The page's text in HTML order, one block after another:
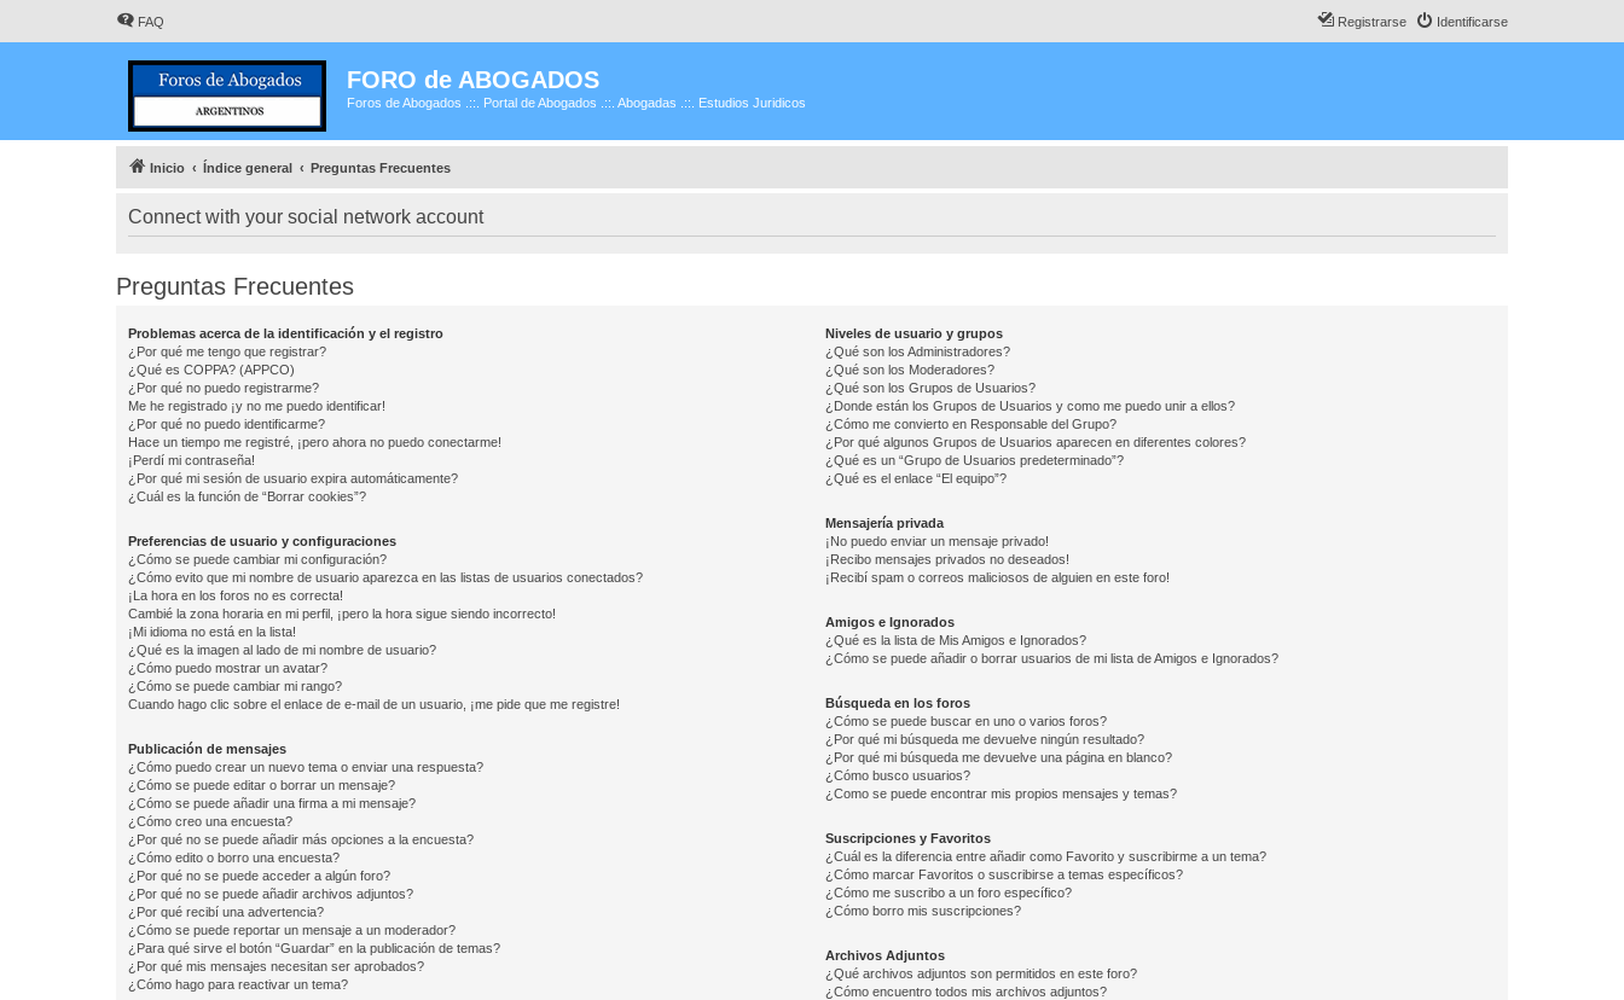
FAQ Identificarse
Registrarse
FORO de ABOGADOS
Foros de Abogados .::. Portal de Abogados .::. Abogadas .::. Estudios Juridicos
Inicio Índice general Preguntas Frecuentes
Connect with your social network account
Preguntas Frecuentes
Problemas acerca de la identificación y el registro
¿Por qué me tengo que registrar?
¿Qué es COPPA? (APPCO)
¿Por qué no puedo registrarme?
Me he registrado ¡y no me puedo identificar!
¿Por qué no puedo identificarme?
Hace un tiempo me registré, ¡pero ahora no puedo conectarme!
¡Perdí mi contraseña!
¿Por qué mi sesión de usuario expira automáticamente?
¿Cuál es la función de “Borrar cookies”?
Preferencias de usuario y configuraciones
¿Cómo se puede cambiar mi configuración?
¿Cómo evito que mi nombre de usuario aparezca en las listas de usuarios conectados?
¡La hora en los foros no es correcta!
Cambié la zona horaria en mi perfil, ¡pero la hora sigue siendo incorrecto!
¡Mi idioma no está en la lista!
¿Qué es la imagen al lado de mi nombre de usuario?
¿Cómo puedo mostrar un avatar?
¿Cómo se puede cambiar mi rango?
Cuando hago clic sobre el enlace de e-mail de un usuario, ¡me pide que me registre!
Publicación de mensajes
¿Cómo puedo crear un nuevo tema o enviar una respuesta?
¿Cómo se puede editar o borrar un mensaje?
¿Cómo se puede añadir una firma a mi mensaje?
¿Cómo creo una encuesta?
¿Por qué no se puede añadir más opciones a la encuesta?
¿Cómo edito o borro una encuesta?
¿Por qué no se puede acceder a algún foro?
¿Por qué no se puede añadir archivos adjuntos?
¿Por qué recibí una advertencia?
¿Cómo se puede reportar un mensaje a un moderador?
¿Para qué sirve el botón “Guardar” en la publicación de temas?
¿Por qué mis mensajes necesitan ser aprobados?
¿Cómo hago para reactivar un tema?
Niveles de usuario y grupos
¿Qué son los Administradores?
¿Qué son los Moderadores?
¿Qué son los Grupos de Usuarios?
¿Donde están los Grupos de Usuarios y como me puedo unir a ellos?
¿Cómo me convierto en Responsable del Grupo?
¿Por qué algunos Grupos de Usuarios aparecen en diferentes colores?
¿Qué es un “Grupo de Usuarios predeterminado”?
¿Qué es el enlace “El equipo”?
Mensajería privada
¡No puedo enviar un mensaje privado!
¡Recibo mensajes privados no deseados!
¡Recibí spam o correos maliciosos de alguien en este foro!
Amigos e Ignorados
¿Qué es la lista de Mis Amigos e Ignorados?
¿Cómo se puede añadir o borrar usuarios de mi lista de Amigos e Ignorados?
Búsqueda en los foros
¿Cómo se puede buscar en uno o varios foros?
¿Por qué mi búsqueda me devuelve ningún resultado?
¿Por qué mi búsqueda me devuelve una página en blanco?
¿Cómo busco usuarios?
¿Como se puede encontrar mis propios mensajes y temas?
Suscripciones y Favoritos
¿Cuál es la diferencia entre añadir como Favorito y suscribirme a un tema?
¿Cómo marcar Favoritos o suscribirse a temas específicos?
¿Cómo me suscribo a un foro específico?
¿Cómo borro mis suscripciones?
Archivos Adjuntos
¿Qué archivos adjuntos son permitidos en este foro?
¿Cómo encuentro todos mis archivos adjuntos?